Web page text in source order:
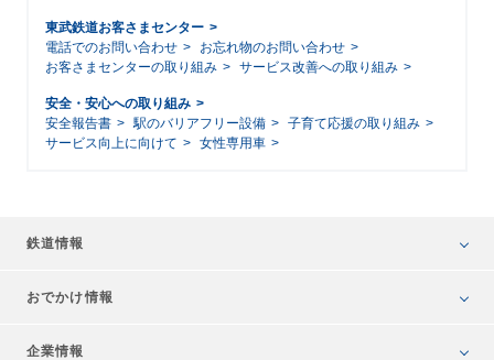
東武鉄道お客さまセンター
電話でのお問い合わせ
お忘れ物のお問い合わせ
お客さまセンターの取り組み
サービス改善への取り組み
安全・安心への取り組み
安全報告書
駅のバリアフリー設備
子育て応援の取り組み
サービス向上に向けて
女性専用車
鉄道情報
おでかけ情報
企業情報